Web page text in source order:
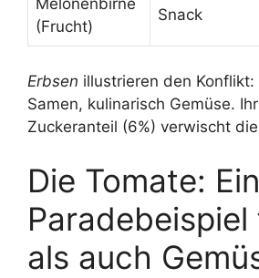
Melonenbirne
(Frucht)
Snack
Erbsen illustrieren den Konflikt:
Samen, kulinarisch Gemüse.
Zuckeranteil (6%) verwischt
Die Tomate: Ein
als auch